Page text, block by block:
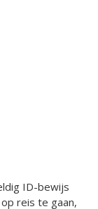
ID-bewijs
reis te gaan,